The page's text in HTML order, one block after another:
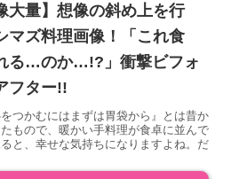
大量】想像の斜め上を行
マズ料理画像！「これ食
る…のか…!?」衝撃ビフォ
フター!!
をつかむにはまずは胃袋から』とは昔か
もので、暖かい手料理が食卓に並んで
と、幸せな気持ちになりますよね。だ